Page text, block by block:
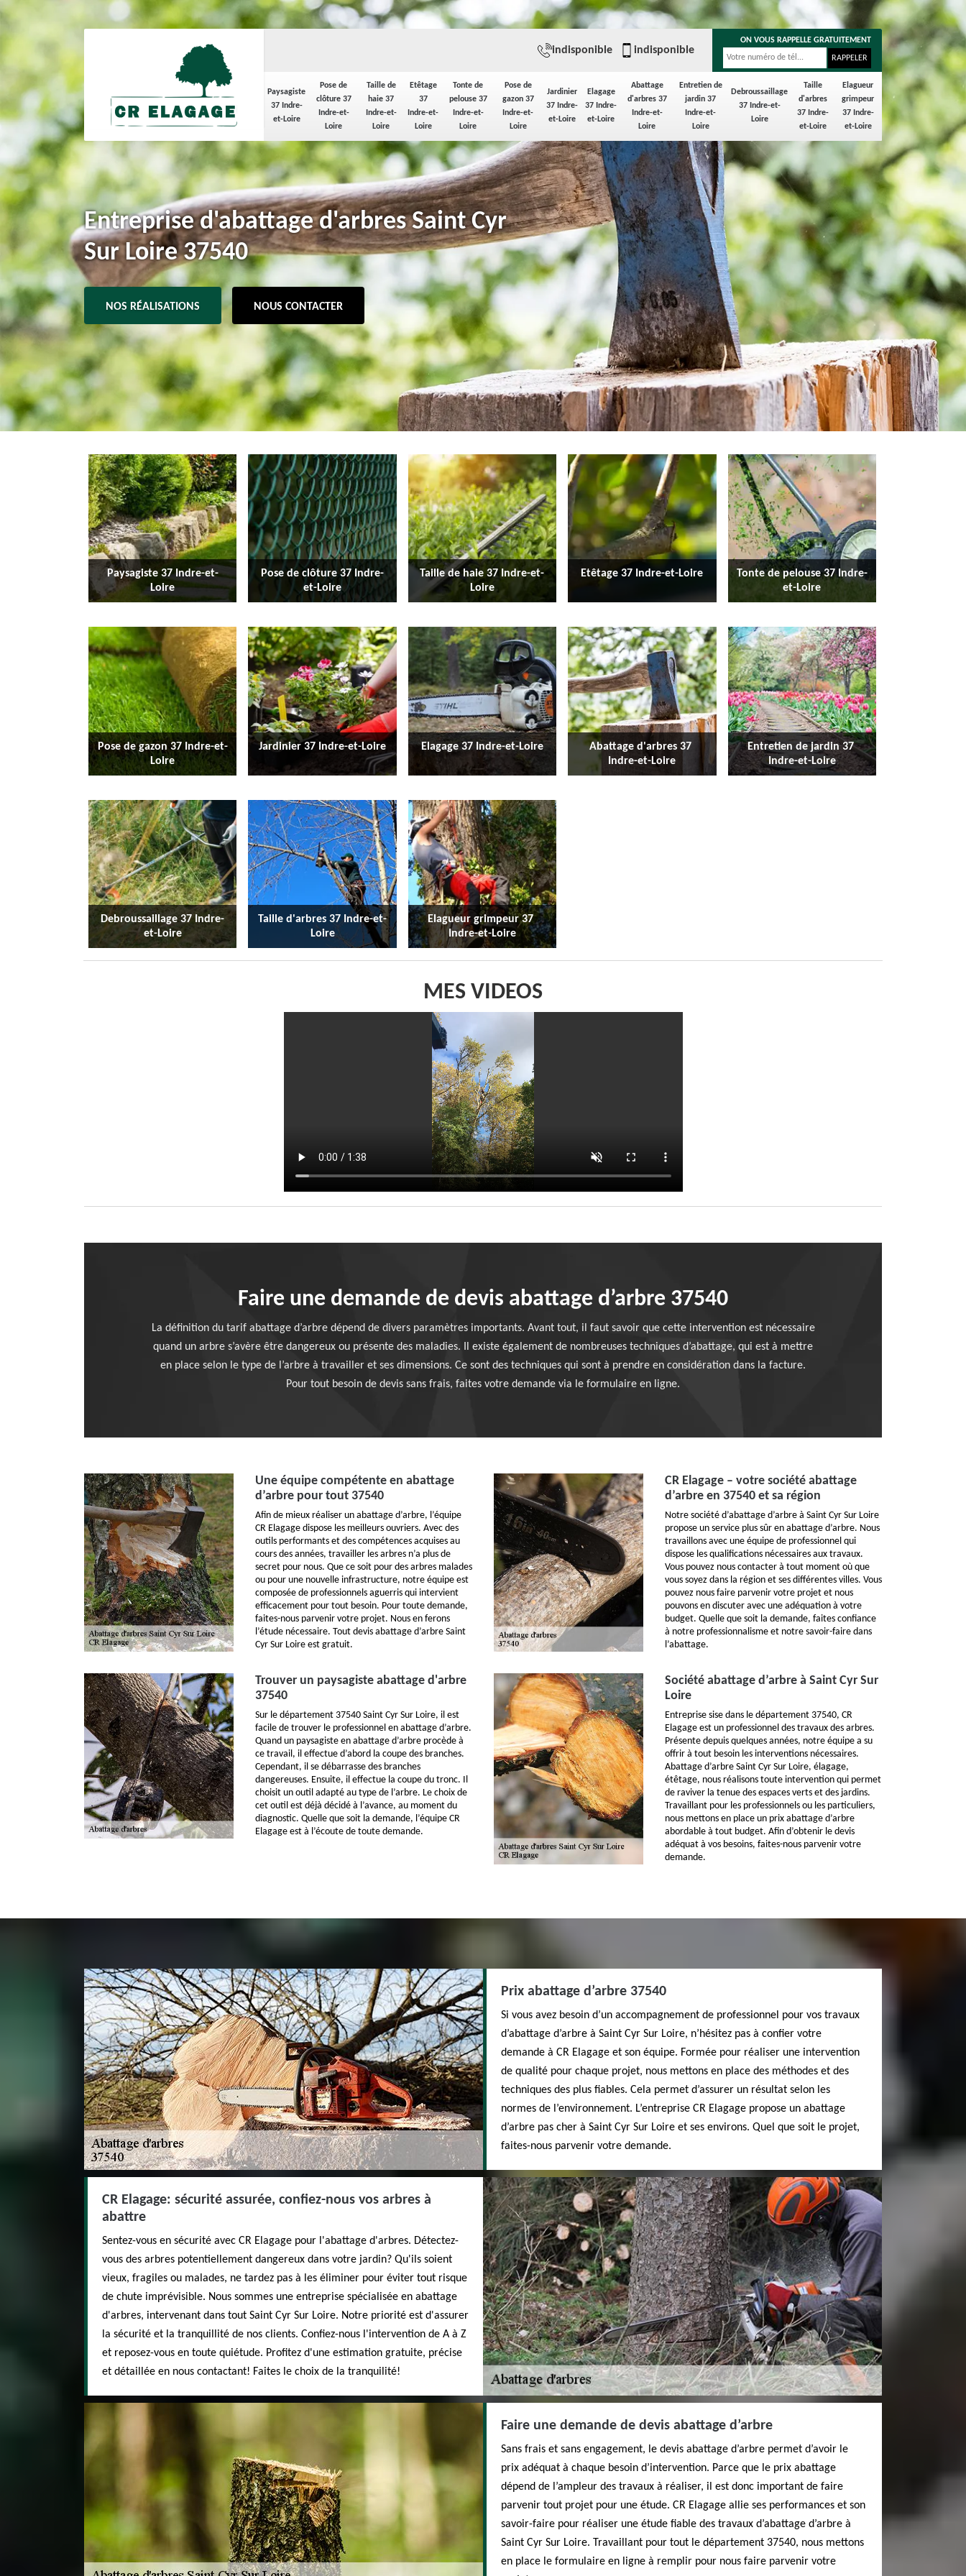
Paysagiste
37 Indre-
et-Loire
Pose de
clôture 37
Indre-et-
Loire
Taille de
haie 37
Indre-et-
Loire
Etêtage
37
Indre-et-
Loire
Tonte de
pelouse 37
Indre-et-
Loire
Pose de
gazon 37
Indre-et-
Loire
Jardinier
37 Indre-
et-Loire
Elagage
37 Indre-
et-Loire
Abattage
d'arbres 37
Indre-et-
Loire
Entretien de
jardin 37
Indre-et-
Loire
Debroussaillage
37 Indre-et-
Loire
Taille
d'arbres
37 Indre-
et-Loire
Elagueur
grimpeur
37 Indre-
et-Loire
indisponible indisponible
ON VOUS RAPPELLE GRATUITEMENT
Entreprise d'abattage d'arbres Saint Cyr
Sur Loire 37540
NOS RÉALISATIONS NOUS CONTACTER
Paysagiste 37 Indre-et-
Loire
Pose de clôture 37 Indre-
et-Loire
Taille de haie 37 Indre-et-
Loire
Etêtage 37 Indre-et-Loire
Tonte de pelouse 37 Indre-
et-Loire
Pose de gazon 37 Indre-et-
Loire
Jardinier 37 Indre-et-Loire Elagage 37 Indre-et-Loire
Abattage d'arbres 37
Indre-et-Loire
Entretien de jardin 37
Indre-et-Loire
Debroussaillage 37 Indre-
et-Loire
Taille d'arbres 37 Indre-et-
Loire
Elagueur grimpeur 37
Indre-et-Loire
MES VIDEOS
Faire une demande de devis abattage d’arbre 37540
La définition du tarif abattage d’arbre dépend de divers paramètres importants. Avant tout, il faut savoir que cette intervention est nécessaire
quand un arbre s’avère être dangereux ou présente des maladies. Il existe également de nombreuses techniques d’abattage, qui est à mettre
en place selon le type de l’arbre à travailler et ses dimensions. Ce sont des techniques qui sont à prendre en considération dans la facture.
Pour tout besoin de devis sans frais, faites votre demande via le formulaire en ligne.
Une équipe compétente en abattage
d’arbre pour tout 37540
Afin de mieux réaliser un abattage d’arbre, l’équipe
CR Elagage dispose les meilleurs ouvriers. Avec des
outils performants et des compétences acquises au
cours des années, travailler les arbres n’a plus de
secret pour nous. Que ce soit pour des arbres malades
ou pour une nouvelle infrastructure, notre équipe est
composée de professionnels aguerris qui intervient
efficacement pour tout besoin. Pour toute demande,
faites-nous parvenir votre projet. Nous en ferons
l’étude nécessaire. Tout devis abattage d’arbre Saint
Cyr Sur Loire est gratuit.
CR Elagage – votre société abattage
d’arbre en 37540 et sa région
Notre société d’abattage d’arbre à Saint Cyr Sur Loire
propose un service plus sûr en abattage d’arbre. Nous
travaillons avec une équipe de professionnel qui
dispose les qualifications nécessaires aux travaux.
Vous pouvez nous contacter à tout moment où que
vous soyez dans la région et ses différentes villes. Vous
pouvez nous faire parvenir votre projet et nous
pouvons en discuter avec une adéquation à votre
budget. Quelle que soit la demande, faites confiance
à notre professionnalisme et notre savoir-faire dans
l’abattage.
Trouver un paysagiste abattage d'arbre
37540
Sur le département 37540 Saint Cyr Sur Loire, il est
facile de trouver le professionnel en abattage d’arbre.
Quand un paysagiste en abattage d’arbre procède à
ce travail, il effectue d’abord la coupe des branches.
Cependant, il se débarrasse des branches
dangereuses. Ensuite, il effectue la coupe du tronc. Il
choisit un outil adapté au type de l’arbre. Le choix de
cet outil est déjà décidé à l’avance, au moment du
diagnostic. Quelle que soit la demande, l’équipe CR
Elagage est à l’écoute de toute demande.
Société abattage d’arbre à Saint Cyr Sur
Loire
Entreprise sise dans le département 37540, CR
Elagage est un professionnel des travaux des arbres.
Présente depuis quelques années, notre équipe a su
offrir à tout besoin les interventions nécessaires.
Abattage d’arbre Saint Cyr Sur Loire, élagage,
étêtage, nous réalisons toute intervention qui permet
de raviver la tenue des espaces verts et des jardins.
Travaillant pour les professionnels ou les particuliers,
nous mettons en place un prix abattage d’arbre
abordable à tout budget. Afin d’obtenir le devis
adéquat à vos besoins, faites-nous parvenir votre
demande.
Prix abattage d’arbre 37540
Si vous avez besoin d’un accompagnement de professionnel pour vos travaux
d’abattage d’arbre à Saint Cyr Sur Loire, n’hésitez pas à confier votre
demande à CR Elagage et son équipe. Formée pour réaliser une intervention
de qualité pour chaque projet, nous mettons en place des méthodes et des
techniques des plus fiables. Cela permet d’assurer un résultat selon les
normes de l’environnement. L’entreprise CR Elagage propose un abattage
d’arbre pas cher à Saint Cyr Sur Loire et ses environs. Quel que soit le projet,
faites-nous parvenir votre demande.
CR Elagage: sécurité assurée, confiez-nous vos arbres à
abattre
Sentez-vous en sécurité avec CR Elagage pour l'abattage d'arbres. Détectez-
vous des arbres potentiellement dangereux dans votre jardin? Qu'ils soient
vieux, fragiles ou malades, ne tardez pas à les éliminer pour éviter tout risque
de chute imprévisible. Nous sommes une entreprise spécialisée en abattage
d'arbres, intervenant dans tout Saint Cyr Sur Loire. Notre priorité est d'assurer
la sécurité et la tranquillité de nos clients. Confiez-nous l'intervention de A à Z
et reposez-vous en toute quiétude. Profitez d'une estimation gratuite, précise
et détaillée en nous contactant! Faites le choix de la tranquilité!
Faire une demande de devis abattage d’arbre
Sans frais et sans engagement, le devis abattage d’arbre permet d’avoir le
prix adéquat à chaque besoin d’intervention. Parce que le prix abattage
dépend de l’ampleur des travaux à réaliser, il est donc important de faire
parvenir tout projet pour une étude. CR Elagage allie ses performances et son
savoir-faire pour réaliser une étude fiable des travaux d’abattage d’arbre à
Saint Cyr Sur Loire. Travaillant pour tout le département 37540, nous mettons
en place le formulaire en ligne à remplir pour nous faire parvenir votre